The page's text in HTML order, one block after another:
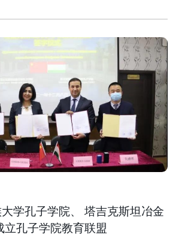
学孔子学院、 塔吉克斯坦冶金
立孔子学院教育联盟